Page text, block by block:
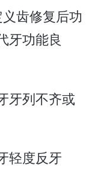
齿修复后功
牙功能良
牙列不齐或
轻度反牙